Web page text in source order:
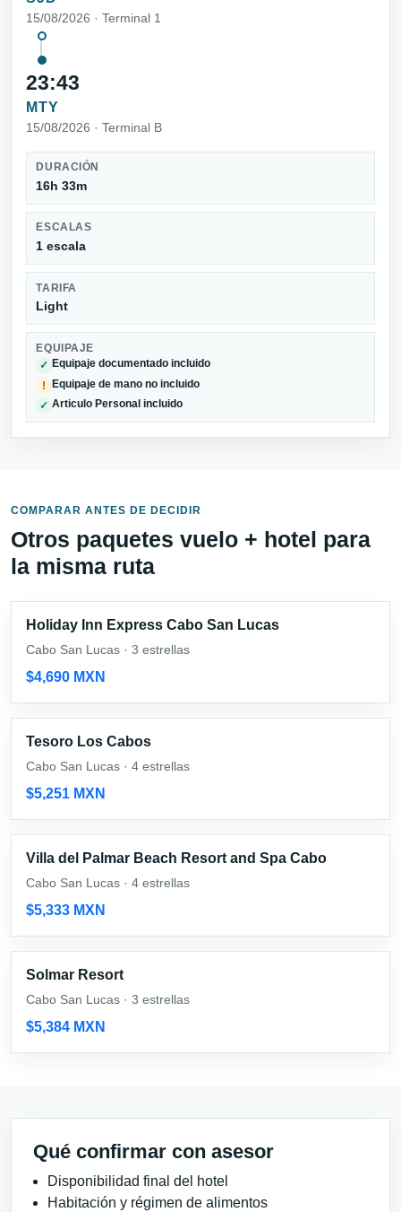
15/08/2026 · Terminal 1
23:43
MTY
15/08/2026 · Terminal B
DURACIÓN
16h 33m
ESCALAS
1 escala
TARIFA
Light
EQUIPAJE
✓ Equipaje documentado incluido
! Equipaje de mano no incluido
✓ Articulo Personal incluido
COMPARAR ANTES DE DECIDIR
Otros paquetes vuelo + hotel para
la misma ruta
Holiday Inn Express Cabo San Lucas
Cabo San Lucas · 3 estrellas
$4,690 MXN
Tesoro Los Cabos
Cabo San Lucas · 4 estrellas
$5,251 MXN
Villa del Palmar Beach Resort and Spa Cabo
Cabo San Lucas · 4 estrellas
$5,333 MXN
Solmar Resort
Cabo San Lucas · 3 estrellas
$5,384 MXN
Qué confirmar con asesor
Disponibilidad final del hotel
Habitación y régimen de alimentos